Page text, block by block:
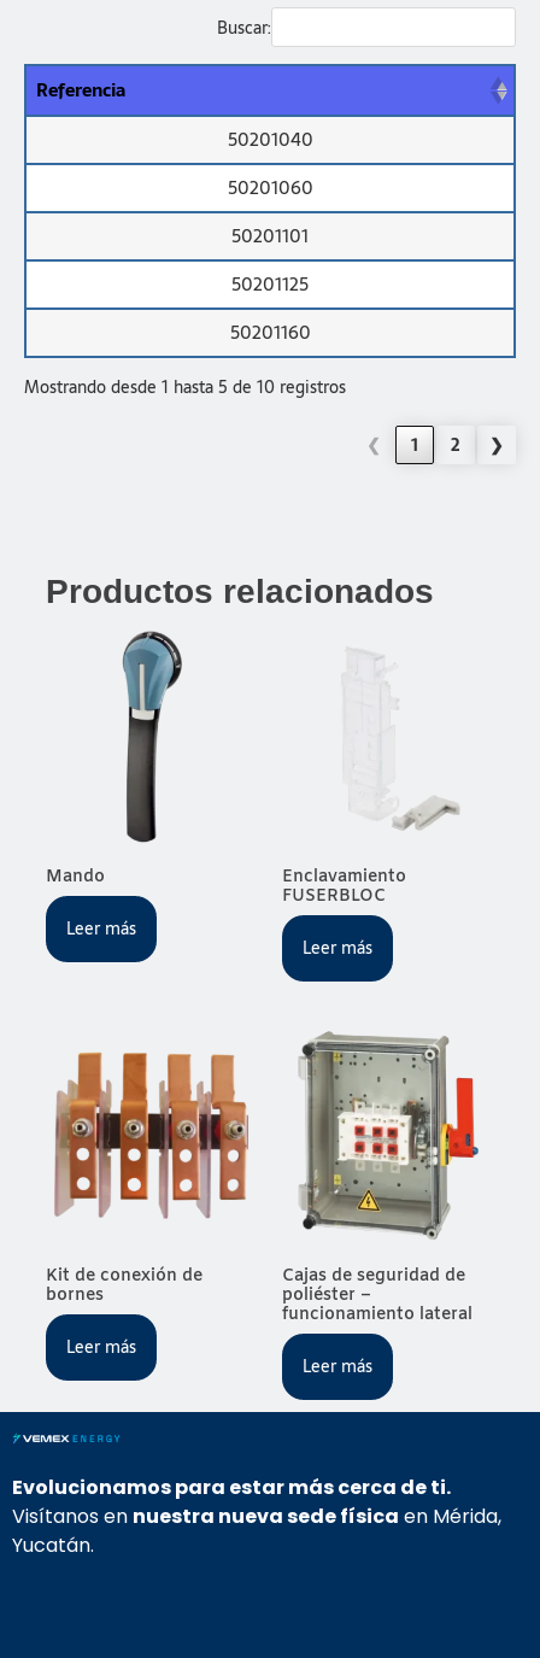
Buscar:
Referencia
50201040
50201060
50201101
50201125
50201160
Mostrando desde 1 hasta 5 de 10 registros
❮ 1 2 ❯
Productos relacionados
Mando
Leer más
Enclavamiento
FUSERBLOC
Leer más
Kit de conexión de
bornes
Leer más
Cajas de seguridad de
poliéster –
funcionamiento lateral
Leer más
Evolucionamos para estar más cerca de ti.
Visítanos en nuestra nueva sede física en Mérida,
Yucatán.